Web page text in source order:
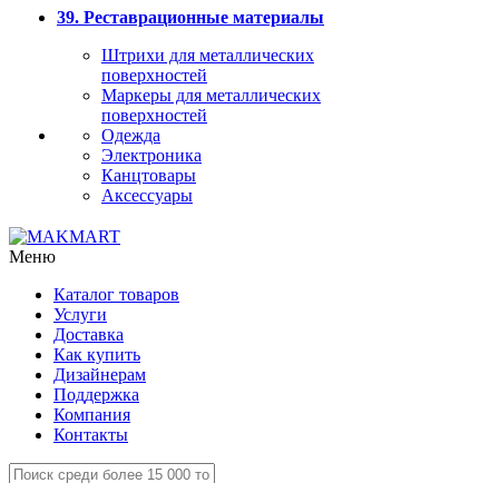
39. Реставрационные материалы
Штрихи для металлических
поверхностей
Маркеры для металлических
поверхностей
Одежда
Электроника
Канцтовары
Аксессуары
Меню
Каталог товаров
Услуги
Доставка
Как купить
Дизайнерам
Поддержка
Компания
Контакты